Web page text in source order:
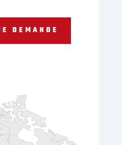
DEMANDE